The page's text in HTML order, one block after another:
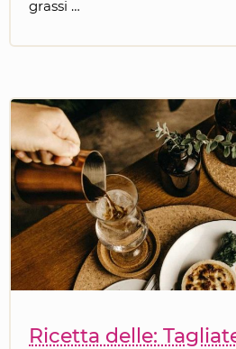
grassi …
Ricetta delle: